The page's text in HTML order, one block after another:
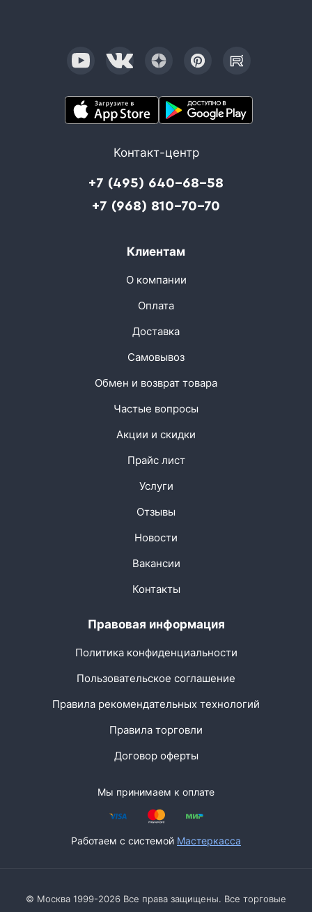
Контакт-центр
+7 (495) 640-68-58
+7 (968) 810-70-70
Клиентам
О компании
Оплата
Доставка
Самовывоз
Обмен и возврат товара
Частые вопросы
Акции и скидки
Прайс лист
Услуги
Отзывы
Новости
Вакансии
Контакты
Правовая информация
Политика конфиденциальности
Пользовательское соглашение
Правила рекомендательных технологий
Правила торговли
Договор оферты
Мы принимаем к оплате
Работаем с системой Мастеркасса
© Москва 1999-2026 Все права защищены. Все торговые